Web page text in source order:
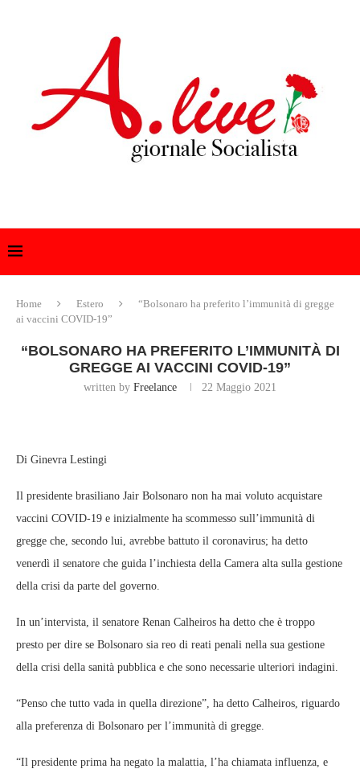
Home Estero
“Bolsonaro ha preferito l’immunità di gregge
ai vaccini COVID-19”
“BOLSONARO HA PREFERITO L’IMMUNITÀ DI
GREGGE AI VACCINI COVID-19”
written by Freelance 22 Maggio 2021
Di Ginevra Lestingi
Il presidente brasiliano Jair Bolsonaro non ha mai voluto acquistare
vaccini COVID-19 e inizialmente ha scommesso sull’immunità di
gregge che, secondo lui, avrebbe battuto il coronavirus; ha detto
venerdì il senatore che guida l’inchiesta della Camera alta sulla gestione
della crisi da parte del governo.
In un’intervista, il senatore Renan Calheiros ha detto che è troppo
presto per dire se Bolsonaro sia reo di reati penali nella sua gestione
della crisi della sanità pubblica e che sono necessarie ulteriori indagini.
“Penso che tutto vada in quella direzione”, ha detto Calheiros, riguardo
alla preferenza di Bolsonaro per l’immunità di gregge.
“Il presidente prima ha negato la malattia, l’ha chiamata influenza, e